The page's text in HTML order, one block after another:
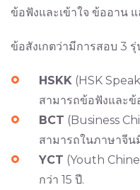
ข้อฟังและเข้าใจ ข้ออาน
ข้อสังเกตว่ามีการสอบ 3 รุ่
HSKK (HSK
สามารถข้อฟังและ
BCT (Business
สามารถในภาษาจีน
YCT (Youth
กว่า 15 ปี.